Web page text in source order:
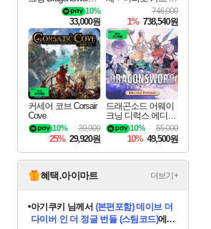
10%
33,000원
746,000
1% 738,540원
커세어 코브 Corsair
Cove
39,900
10%
25% 29,920원
드래곤소드 어웨이
크닝 디럭스 에디션
DragonSword Awake
ning Deluxe Edition
55,000
10%
10% 49,500원
혜택.아이마트 더보기+
eksxo님께서 디스코 엘리시움 최종판
(스팀코드) 에 당첨되셨습니다.